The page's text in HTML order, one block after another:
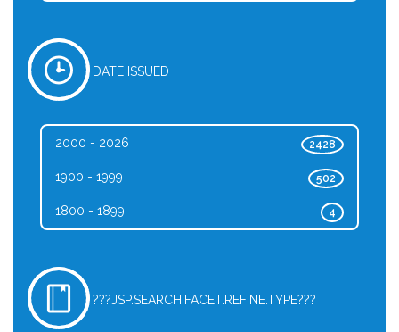
DATE ISSUED
2428
2000 - 2026
502
1900 - 1999
4
1800 - 1899
???JSP.SEARCH.FACET.REFINE.TYPE???